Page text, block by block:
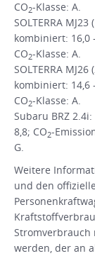
CO2-Klasse: A.
SOLTERRA
kombiniert: 16,0
CO2-Klasse: A.
SOLTERRA
kombiniert: 14,6
CO2-Klasse: A.
Subaru BRZ
8,8; CO2-
G.
Weitere
und den
Stromverbrauch
werden, der an